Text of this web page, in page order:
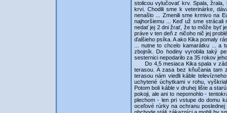
stolicou vylučovať krv. Spala,
krvi. Chodili sme k veterinárke,
nenašlo ... Zmenili sme krmivo na
najhoršiemu ... Keď už sme
nedať jej 2 dni žrať, že to môže byť
práve v ten deň z ničoho nič jej
ďalšieho psíka. A ako Kika pomaly
... nutne to chcelo kamarátku ... a
zbojník. Do hodiny vyrobila taký
sesternici nepodarilo za 35 rokov
Do 4,5 mesiaca Kika spala v
terasou. A zasa bez kňučania tam
terasou nám viedli káble
uchytené úchytkami v rohu,
Potom boli káble v druhej lište a
pokoji, ale ani to nepomohlo -
plechom - len pri vstupe do domu
oceľové rúrky na ochranu
obchode stáli zákazníci a mohli by